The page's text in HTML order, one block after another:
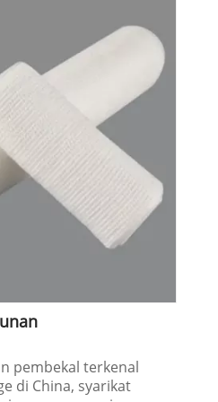
pembekal terkenal
di China, syarikat